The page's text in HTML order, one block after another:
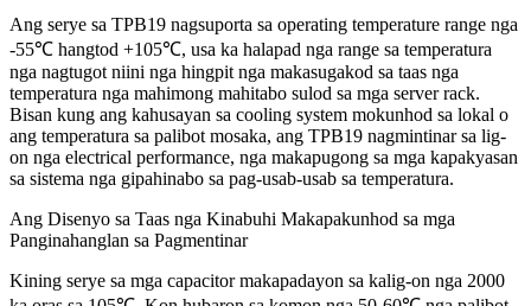
Ang serye sa TPB19 nagsuporta sa operating temperature range nga
-55℃ hangtod +105℃, usa ka halapad nga range sa temperatura
nga nagtugot niini nga hingpit nga makasugakod sa taas nga
temperatura nga mahimong mahitabo sulod sa mga server rack.
Bisan kung ang kahusayan sa cooling system mokunhod sa lokal o
ang temperatura sa palibot mosaka, ang TPB19 nagmintinar sa lig-
on nga electrical performance, nga makapugong sa mga kapakyasan
sa sistema nga gipahinabo sa pag-usab-usab sa temperatura.
Ang Disenyo sa Taas nga Kinabuhi Makapakunhod sa mga
Panginahanglan sa Pagmentinar
Kining serye sa mga capacitor makapadayon sa kalig-on nga 2000